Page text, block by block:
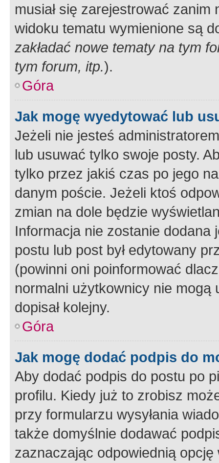
musiał się zarejestrować
widoku tematu wymienione są
zakładać nowe tematy na tym
tym forum, itp.).
Góra
Jak mogę wyedytować lub
Jeżeli nie jesteś
lub usuwać tylko swoje posty.
tylko przez jakiś czas po jego
danym poście. Jeżeli ktoś
zmian na dole będzie
Informacja nie zostanie dodana
postu lub post był edytowany
(powinni oni poinformować
normalni użytkownicy nie
dopisał kolejny.
Góra
Jak mogę dodać podpis do
Aby dodać podpis do postu po
profilu. Kiedy już to zrobisz
przy formularzu wysyłania
także domyślnie dodawać
zaznaczając odpowiednią